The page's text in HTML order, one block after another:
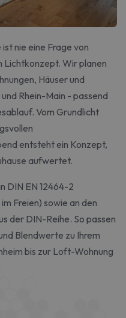
nie eine Frage von
Lichtkonzept. Wir planen
Häuser und
Rhein-Main - passend
Vom Grundlicht
entsteht ein Konzept,
aufwertet.
DIN EN 12464-2
Freien) sowie an den
der DIN-Reihe. So passen
Blendwerte zu Ihrem
bis zur Loft-Wohnung